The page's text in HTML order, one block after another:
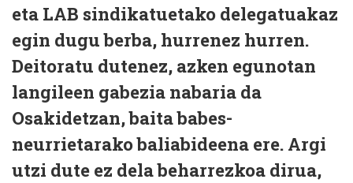
eta LAB sindikatuetako delegatuakaz
egin dugu berba, hurrenez hurren.
Deitoratu dutenez, azken egunotan
langileen gabezia nabaria da
Osakidetzan, baita babes-
neurrietarako baliabideena ere. Argi
utzi dute ez dela beharrezkoa dirua,